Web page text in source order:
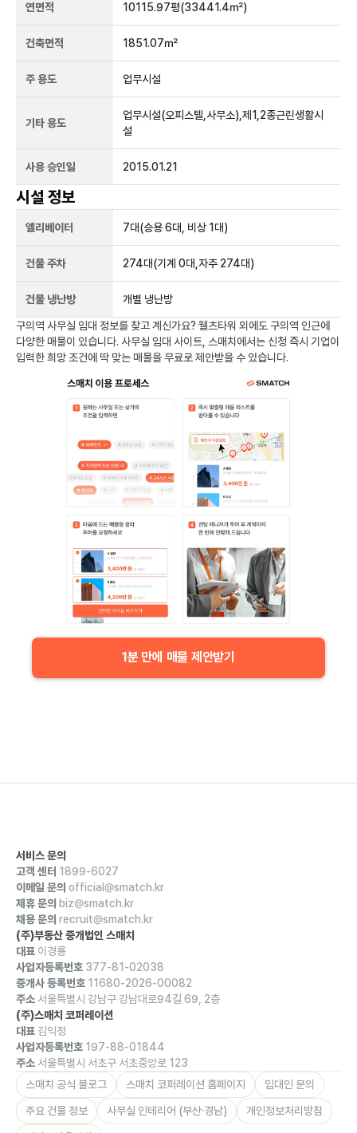
연면적 10115.97평(33441.4㎡)
건축면적 1851.07㎡
주 용도 업무시설
기타 용도
업무시설(오피스텔,사무소),제1,2종근린생활시
설
사용 승인일 2015.01.21
시설 정보
엘리베이터 7대(승용 6대, 비상 1대)
건물 주차 274대(기계 0대,자주 274대)
건물 냉난방 개별 냉난방
구의역 사무실 임대 정보를 찾고 계신가요? 웰츠타워 외에도 구의역 인근에
다양한 매물이 있습니다. 사무실 임대 사이트, 스매치에서는 신청 즉시 기업이
입력한 희망 조건에 딱 맞는 매물을 무료로 제안받을 수 있습니다.
1분 만에 매물 제안받기
서비스 문의
고객 센터 1899-6027
이메일 문의 official@smatch.kr
제휴 문의 biz@smatch.kr
채용 문의 recruit@smatch.kr
(주)부동산 중개법인 스매치
대표 이경룡
사업자등록번호 377-81-02038
중개사 등록번호 11680-2026-00082
주소 서울특별시 강남구 강남대로94길 69, 2층
(주)스매치 코퍼레이션
대표 김익정
사업자등록번호 197-88-01844
주소 서울특별시 서초구 서초중앙로 123
스매치 공식 블로그
스매치 코퍼레이션 홈페이지 임대인 문의
주요 건물 정보 사무실 인테리어 (부산·경남) 개인정보처리방침